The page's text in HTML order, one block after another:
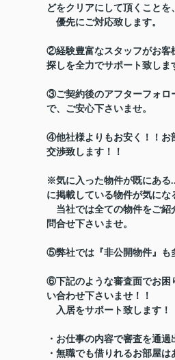
どをクリアにして頂くことを、
優先にご対応致します。
②経験豊富なスタッフがお客
探しを全力でサポート致しま
③ご契約後のアフターフォロ
で、ご安心下さいませ。
④他社様よりもお安く！！お
交渉致します！！
※気に入った物件が既にある
に掲載している物件が気にな
当社では全ての物件をご紹
問合せ下さいませ。
⑤弊社では『非公開物件』も
⑥下記のような審査面でお困
い合わせ下さいませ！！
入居をサポート致します！
・お仕事の内容で審査を通過
・無職でも借りれるお部屋は